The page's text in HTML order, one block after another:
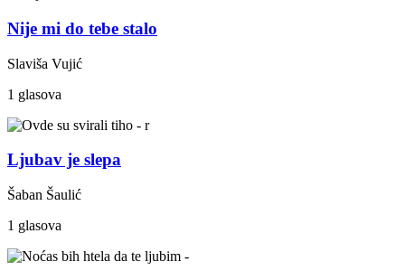
Nije mi do tebe stalo
Slaviša Vujić
1 glasova
Ljubav je slepa
Šaban Šaulić
1 glasova